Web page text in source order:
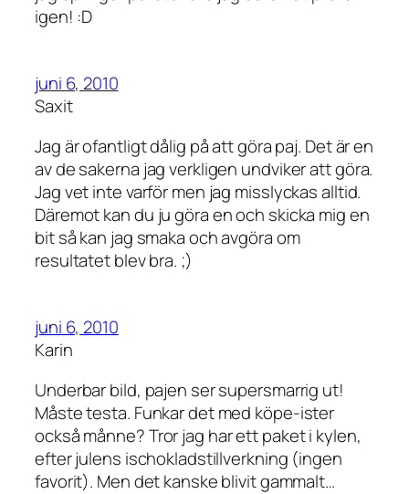
igen! :D
juni 6, 2010
Saxit
Jag är ofantligt dålig på att göra paj. Det är en
av de sakerna jag verkligen undviker att göra.
Jag vet inte varför men jag misslyckas alltid.
Däremot kan du ju göra en och skicka mig en
bit så kan jag smaka och avgöra om
resultatet blev bra. ;)
juni 6, 2010
Karin
Underbar bild, pajen ser supersmarrig ut!
Måste testa. Funkar det med köpe-ister
också månne? Tror jag har ett paket i kylen,
efter julens ischokladstillverkning (ingen
favorit). Men det kanske blivit gammalt…